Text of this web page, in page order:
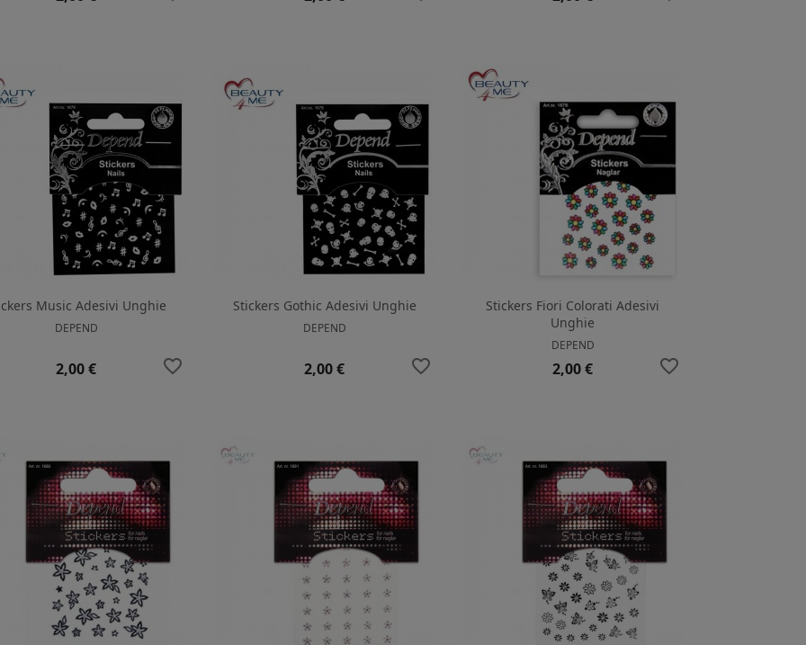
Music Adesivi Unghie
DEPEND
Prezzo
2,00 € favorite_border
Stickers Gothic Adesivi Unghie
DEPEND
Prezzo
2,00 € favorite_border
Stickers Fiori Colorati Adesivi
Unghie
DEPEND
Prezzo
2,00 € favorite_border